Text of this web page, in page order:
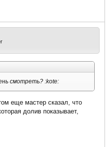
смотреть? :kote:
еще мастер сказал, что
долив показывает,